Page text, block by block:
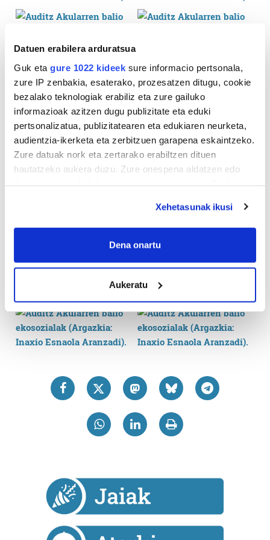
Datuen erabilera arduratsua
Guk eta gure 1022 kideek sure informacio pertsonala,
zure IP zenbakia, esaterako, prozesatzen ditugu, cookie
bezalako teknologiak erabiliz eta zure gailuko
informazioak azitzen dugu publizitate eta eduki
pertsonalizatua, publizitatearen eta edukiaren neurketa,
audientzia-ikerketa eta zerbitzuen garapena eskaintzeko.
Zure datuak nork eta zertarako erabiltzen dituen
hautatzeko aukera duzu. Zure onespena aldatzen edo
If you allow, we would also like to:
Collect information about your geographical
meters
Identify your device by actively scanning it for
specific characteristics (fingerprinting)
Find out more about how your personal data is processed
and set your preferences in thedetails section.
prozesatzen ditugu, zure IP zenbakia, besteak beste,
teknologia erabiliz, cookieak adibidez, iragarki eta eduki
neurtzeko, jendeari buruzko informazioa biltzeko eta
produktuak garatzeko. Zure datuak nork eta zertarako
Bazkide batzuek ez dizute baimenik eskatzen, eta beren
interes komertzial legitimoetan babesten dira. Ikusi gure
bazkideen zerrenda, beren ustez zein helburutarako
dezakezun ikusteko.
Xehetasunak ikusi
Dena onartu
Aukeratu